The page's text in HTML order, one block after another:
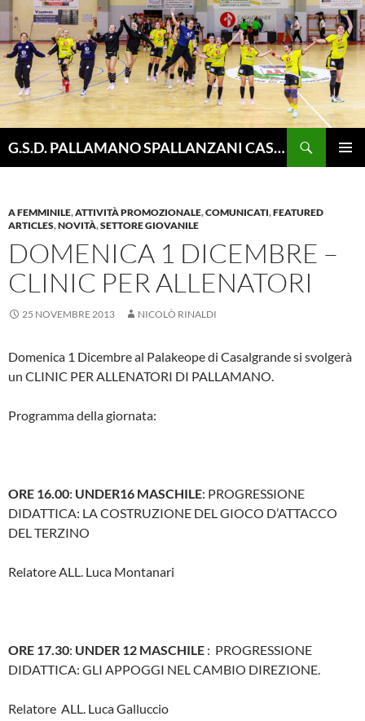
Vai
contenuto
G.S.D. PALLAMANO SPALLANZANI CASALGRANDE
A FEMMINILE,ATTIVITÀ PROMOZIONALE,COMUNICATI,FEATURED
ARTICLES,NOVITÀ,SETTORE GIOVANILE
DOMENICA 1 DICEMBRE –
CLINIC PER ALLENATORI
25 NOVEMBRE 2013 NICOLÒ RINALDI
Domenica 1 Dicembre al Palakeope di Casalgrande si svolgerà
un CLINIC PER ALLENATORI DI PALLAMANO.
Programma della giornata:
ORE 16.00: UNDER16 MASCHILE: PROGRESSIONE
DIDATTICA: LA COSTRUZIONE DEL GIOCO D’ATTACCO
DEL TERZINO
Relatore ALL. Luca Montanari
ORE 17.30: UNDER 12 MASCHILE : PROGRESSIONE
DIDATTICA: GLI APPOGGI NEL CAMBIO DIREZIONE.
Relatore ALL. Luca Galluccio